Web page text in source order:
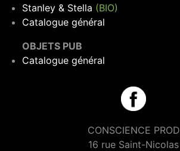
Stanley & Stella (BIO)
Catalogue général
OBJETS PUB
Catalogue général
CONSCIENCE PROD
16 rue Saint-Nicolas